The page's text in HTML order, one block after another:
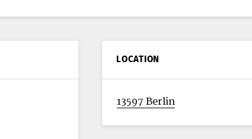
LOCATION
13597 Berlin